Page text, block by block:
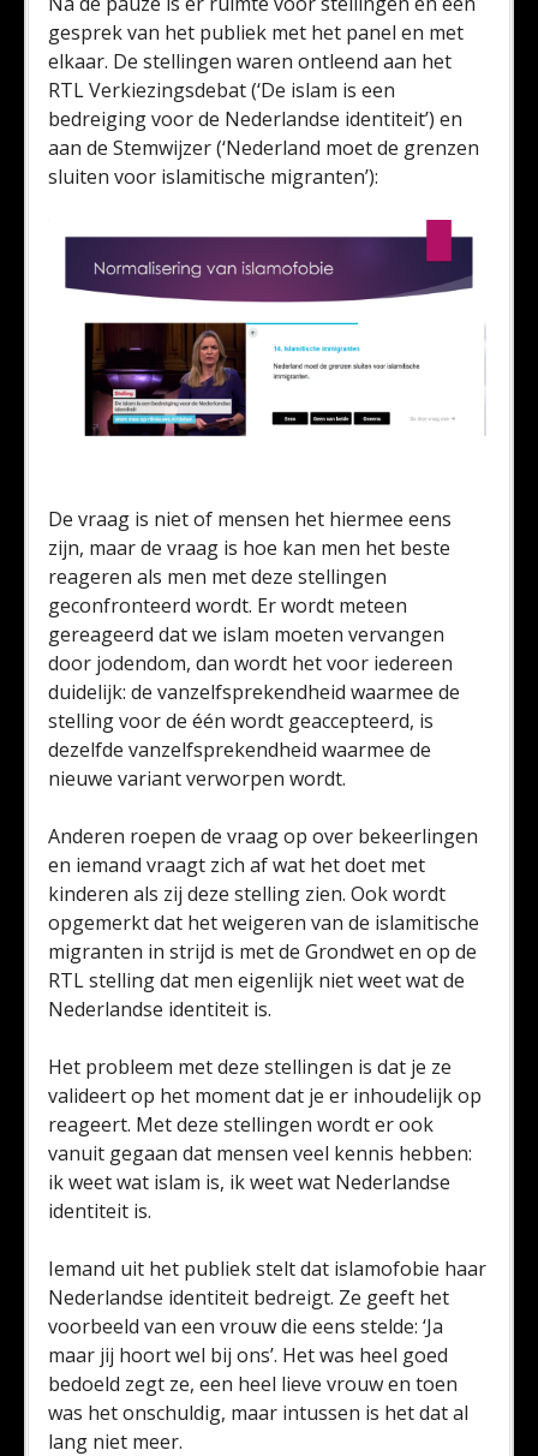
gesprek van het publiek met het panel en met
elkaar. De stellingen waren ontleend aan het
RTL Verkiezingsdebat (‘De islam is een
bedreiging voor de Nederlandse identiteit’) en
aan de Stemwijzer (‘Nederland moet de grenzen
sluiten voor islamitische migranten’):
De vraag is niet of mensen het hiermee eens
zijn, maar de vraag is hoe kan men het beste
reageren als men met deze stellingen
geconfronteerd wordt. Er wordt meteen
gereageerd dat we islam moeten vervangen
door jodendom, dan wordt het voor iedereen
duidelijk: de vanzelfsprekendheid waarmee de
stelling voor de één wordt geaccepteerd, is
dezelfde vanzelfsprekendheid waarmee de
nieuwe variant verworpen wordt.
Anderen roepen de vraag op over bekeerlingen
en iemand vraagt zich af wat het doet met
kinderen als zij deze stelling zien. Ook wordt
opgemerkt dat het weigeren van de islamitische
migranten in strijd is met de Grondwet en op de
RTL stelling dat men eigenlijk niet weet wat de
Nederlandse identiteit is.
Het probleem met deze stellingen is dat je ze
valideert op het moment dat je er inhoudelijk op
reageert. Met deze stellingen wordt er ook
vanuit gegaan dat mensen veel kennis hebben:
ik weet wat islam is, ik weet wat Nederlandse
identiteit is.
Iemand uit het publiek stelt dat islamofobie haar
Nederlandse identiteit bedreigt. Ze geeft het
voorbeeld van een vrouw die eens stelde: ‘Ja
maar jij hoort wel bij ons’. Het was heel goed
bedoeld zegt ze, een heel lieve vrouw en toen
was het onschuldig, maar intussen is het dat al
lang niet meer.